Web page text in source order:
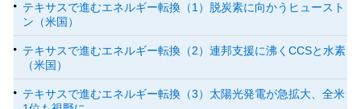
テキサスで進むエネルギー転換（1）脱炭素に向かうヒュースト
ン（米国）
テキサスで進むエネルギー転換（2）連邦支援に沸くCCSと水素
（米国）
テキサスで進むエネルギー転換（3）太陽光発電が急拡大、全米